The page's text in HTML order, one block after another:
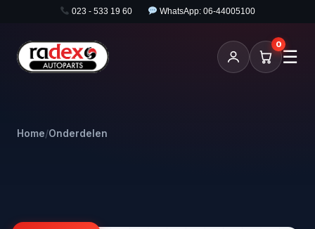
023 - 533 19 60 WhatsApp: 06-44005100
0
☰
Home/Onderdelen